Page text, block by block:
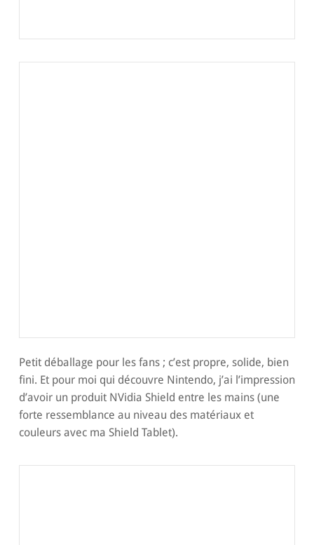
Petit déballage pour les fans ; c’est propre, solide, bien
fini. Et pour moi qui découvre Nintendo, j’ai l’impression
d’avoir un produit NVidia Shield entre les mains (une
forte ressemblance au niveau des matériaux et
couleurs avec ma Shield Tablet).